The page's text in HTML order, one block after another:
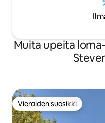
Muita upeita
Vieraiden suosikki
Vieraiden suosikki